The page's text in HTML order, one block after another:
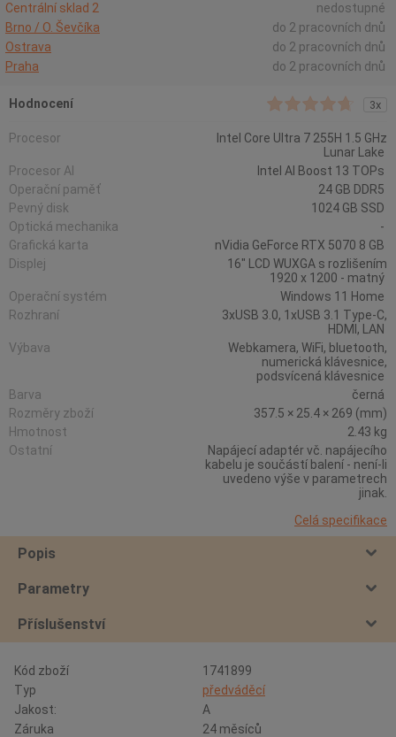
Centrální sklad 2
nedostupné
Brno / O. Ševčíka
do 2 pracovních dnů
Ostrava
do 2 pracovních dnů
Praha
do 2 pracovních dnů
Hodnocení 3x
Procesor
Intel Core Ultra 7 255H 1.5 GHz
Lunar Lake
Procesor AI
Intel AI Boost 13 TOPs
Operační paměť
24 GB DDR5
Pevný disk
1024 GB SSD
Optická mechanika
-
Grafická karta
nVidia GeForce RTX 5070 8 GB
Displej
16" LCD WUXGA s rozlišením
1920 x 1200 - matný
Operační systém
Windows 11 Home
Rozhraní
3xUSB 3.0, 1xUSB 3.1 Type-C,
HDMI, LAN
Výbava
Webkamera, WiFi, bluetooth,
numerická klávesnice,
podsvícená klávesnice
Barva
černá
Rozměry zboží
357.5 × 25.4 × 269 (mm)
Hmotnost
2.43 kg
Ostatní
Napájecí adaptér vč. napájecího
kabelu je součástí balení - není-li
uvedeno výše v parametrech
jinak.
Celá specifikace
Popis
Parametry
Příslušenství
Kód zboží
1741899
Typ
předváděcí
Jakost:
A
Záruka
24 měsíců